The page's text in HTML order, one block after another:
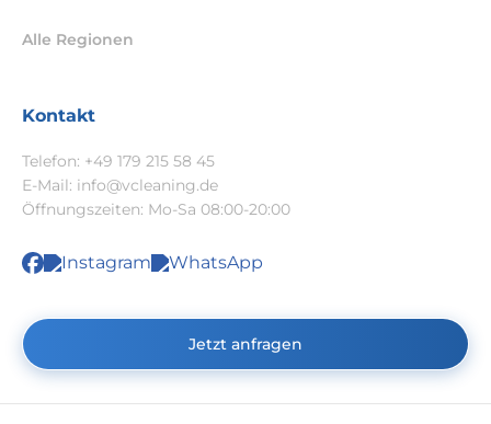
Alle Regionen
Kontakt
Telefon: +49 179 215 58 45
E-Mail: info@vcleaning.de
Öffnungszeiten: Mo-Sa 08:00-20:00
Jetzt anfragen